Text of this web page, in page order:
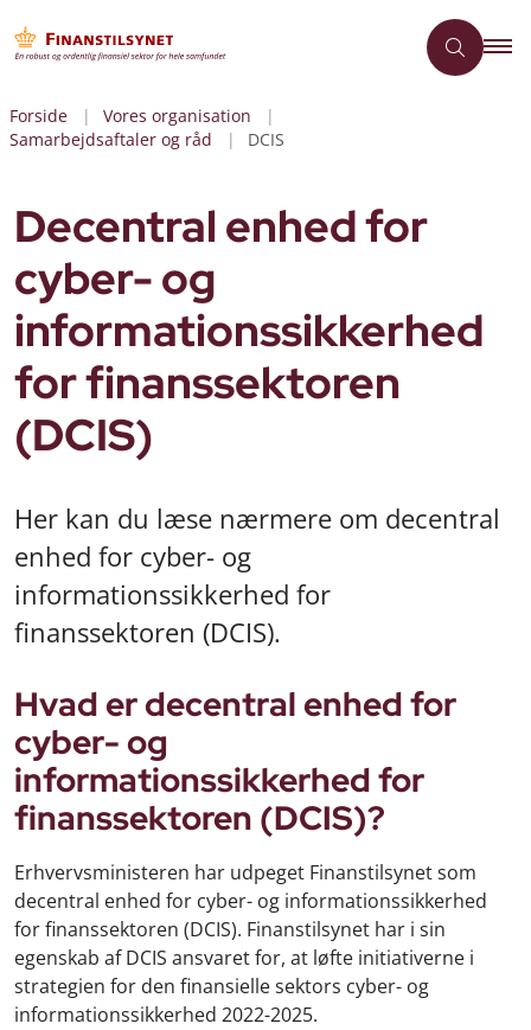
Forside
Vores organisation
Samarbejdsaftaler og råd
DCIS
Decentral enhed for
cyber- og
informationssikkerhed
for finanssektoren
(DCIS)
Her kan du læse nærmere om decentral
enhed for cyber- og
informationssikkerhed for
finanssektoren (DCIS).
Hvad er decentral enhed for
cyber- og
informationssikkerhed for
finanssektoren (DCIS)?
Erhvervsministeren har udpeget Finanstilsynet som
decentral enhed for cyber- og informationssikkerhed
for finanssektoren (DCIS). Finanstilsynet har i sin
egenskab af DCIS ansvaret for, at løfte initiativerne i
strategien for den finansielle sektors cyber- og
informationssikkerhed 2022-2025.